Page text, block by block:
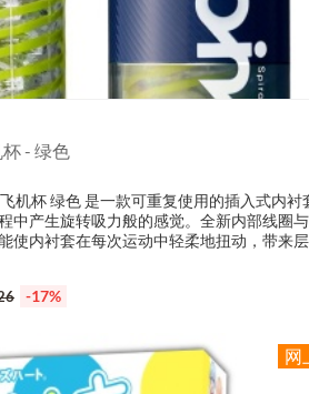
- 绿色
机杯 绿色 是一款可重复使用的插入式内衬
中产生旋转吸力般的感觉。全新内部线圈
使内衬套在每次运动中轻柔地扭动，带来
而有反应。此产品采用柔软弹性体制成，
-17%